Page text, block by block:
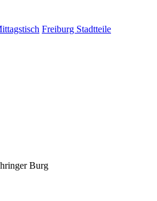
Freiburg Stadtteile
Burg